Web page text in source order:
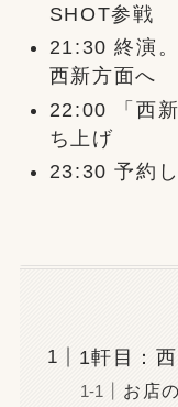
SHOT参戦
21:30 終演
西新方面へ
22:00 「西
ち上げ
23:30 予約
1軒目：
お店